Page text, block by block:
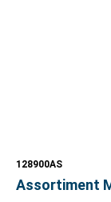
128900AS
Assortiment